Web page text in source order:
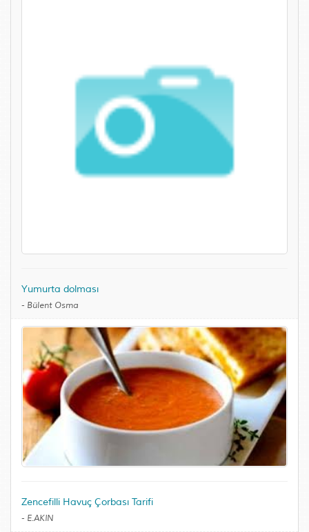
Yumurta dolması
- Bülent Osma
Zencefilli Havuç Çorbası Tarifi
- E.AKIN